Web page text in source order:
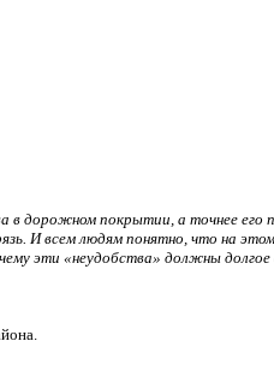
дорожном покрытии, а точнее
И всем людям понятно, что на
эти «неудобства» должны